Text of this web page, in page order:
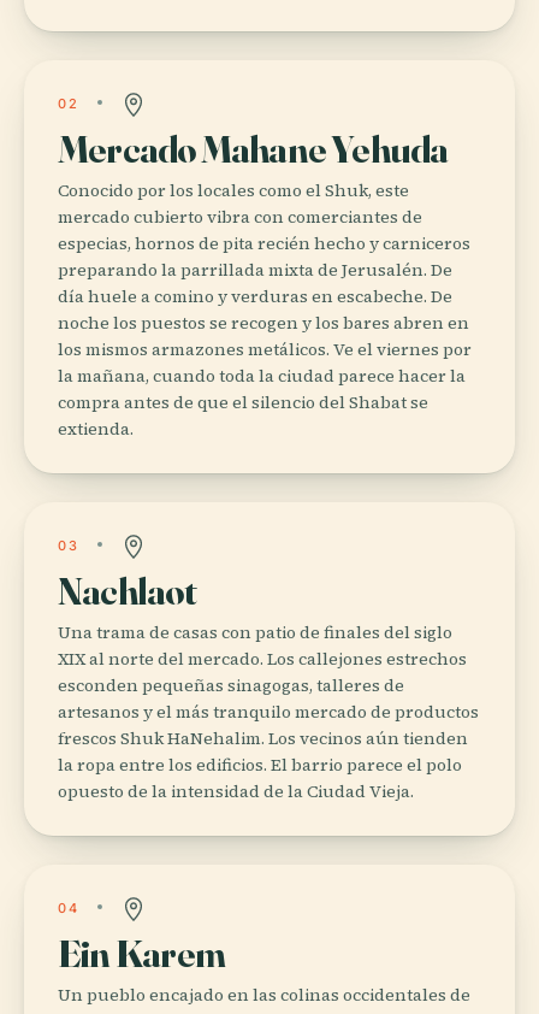
02
Mercado Mahane Yehuda
Conocido por los locales como el Shuk, este
mercado cubierto vibra con comerciantes de
especias, hornos de pita recién hecho y carniceros
preparando la parrillada mixta de Jerusalén. De
día huele a comino y verduras en escabeche. De
noche los puestos se recogen y los bares abren en
los mismos armazones metálicos. Ve el viernes por
la mañana, cuando toda la ciudad parece hacer la
compra antes de que el silencio del Shabat se
extienda.
03
Nachlaot
Una trama de casas con patio de finales del siglo
XIX al norte del mercado. Los callejones estrechos
esconden pequeñas sinagogas, talleres de
artesanos y el más tranquilo mercado de productos
frescos Shuk HaNehalim. Los vecinos aún tienden
la ropa entre los edificios. El barrio parece el polo
opuesto de la intensidad de la Ciudad Vieja.
04
Ein Karem
Un pueblo encajado en las colinas occidentales de